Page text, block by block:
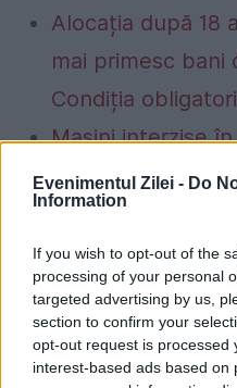
Evenimentul Zilei - Do
Information
If you wish to opt-out of the
processing of your personal
targeted advertising by us,
section to confirm your
opt-out request is processed
interest-based ads based on
Alocația după 18
mai primesc bani
Condiția
Mașini interzise
completă a
mai au voie să
Euro 3, Euro 4
situația din